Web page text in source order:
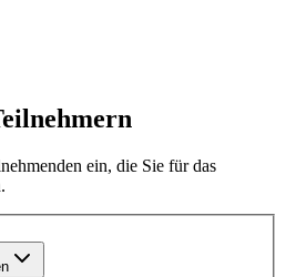
ein, die Sie für das